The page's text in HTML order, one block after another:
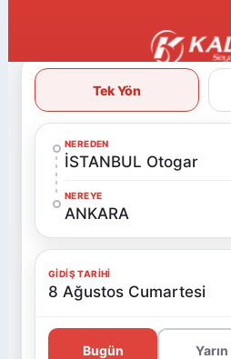
Tek Yön
NEREDEN
İSTANBUL Otogar
NEREYE
ANKARA
GIDIŞ TARIHI
8 Ağustos Cumartesi
Bugün Yarın